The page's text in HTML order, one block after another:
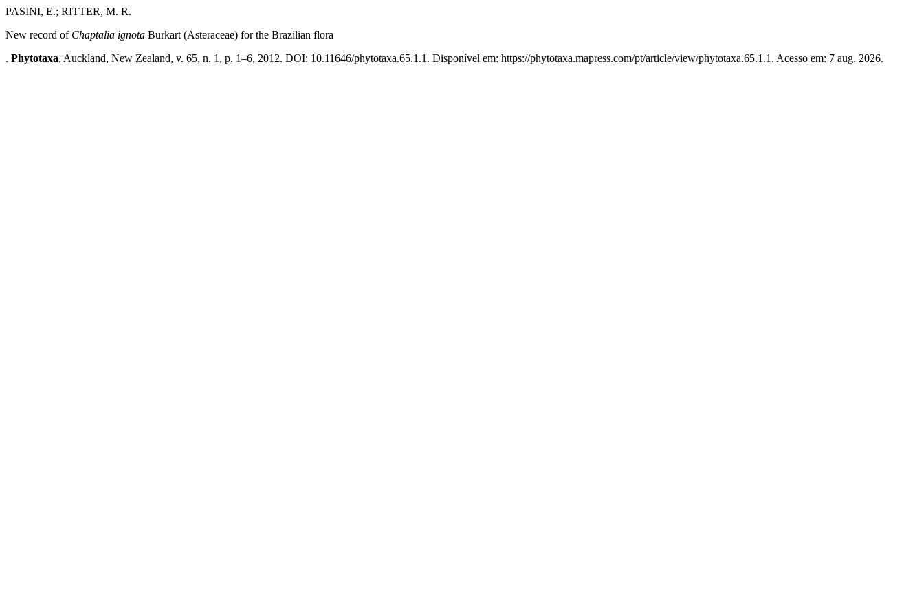
PASINI, E.; RITTER, M. R.
New record of Chaptalia ignota Burkart (Asteraceae) for the Brazilian flora
. Phytotaxa, Auckland, New Zealand, v. 65, n. 1, p. 1–6, 2012. DOI: 10.11646/phytotaxa.65.1.1. Disponível em: https://phytotaxa.mapress.com/pt/article/view/phytotaxa.65.1.1. Acesso em: 7 aug. 2026.